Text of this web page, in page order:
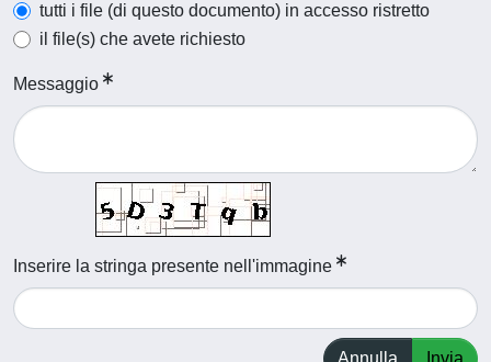
tutti i file (di questo documento) in accesso ristretto
il file(s) che avete richiesto
Messaggio
Inserire la stringa presente nell'immagine
Annulla Invia